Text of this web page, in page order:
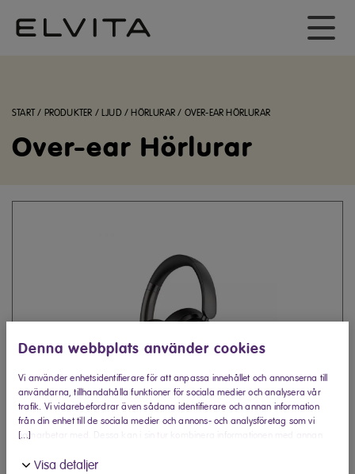
Denna webbplats använder cookies
[...]
Vi använder enhetsidentifierare för att anpassa innehållet och annonserna till
användarna, tillhandahålla funktioner för sociala medier och analysera vår
trafik. Vi vidarebefordrar även sådana identifierare och annan information
från din enhet till de sociala medier och annons- och analysföretag som vi
samarbetar med. Dessa kan i sin tur kombinera informationen med annan
använt deras tjänster.
Visa detaljer
START / PRODUKTER /LJUD /HÖRLURAR / OVER-EAR HÖRLURAR
Over-ear Hörlurar
Over-ear Hörlurar